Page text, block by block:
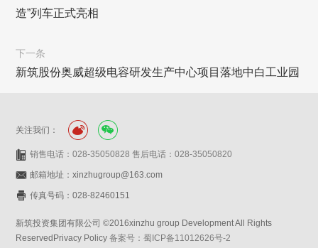
造”列车正式亮相
下一条
新筑股份奥威超级电容研发生产中心项目落地中白工业园
关注我们：
销售电话：028-35050828 售后电话：028-35050820
邮箱地址：xinzhugroup@163.com
传真号码：028-82460151
新筑投资集团有限公司 ©2016xinzhu group Development All Rights
ReservedPrivacy Policy备案号：蜀ICP备11012626号-2